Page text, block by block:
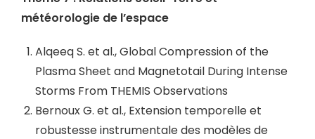
météorologie de l’espace
Alqeeq S. et al., Global Compression of the
Plasma Sheet and Magnetotail During Intense
Storms From THEMIS Observations
Bernoux G. et al., Extension temporelle et
robustesse instrumentale des modèles de